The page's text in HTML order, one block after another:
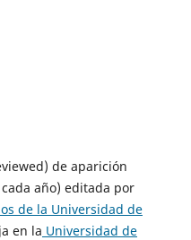
de aparición
año) editada por
de la Universidad de
en la Universidad de